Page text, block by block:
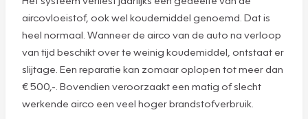
aircovloeistof, ook wel koudemiddel genoemd. Dat is
heel normaal. Wanneer de airco van de auto na verloop
van tijd beschikt over te weinig koudemiddel, ontstaat er
slijtage. Een reparatie kan zomaar oplopen tot meer dan
€ 500,-. Bovendien veroorzaakt een matig of slecht
werkende airco een veel hoger brandstofverbruik.